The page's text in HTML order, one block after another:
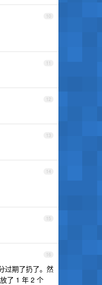
10
11
12
13
14
15
16
过期了扔了。然
了 1 年 2 个